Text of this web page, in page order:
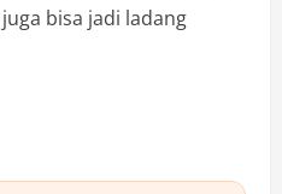
bisa jadi ladang